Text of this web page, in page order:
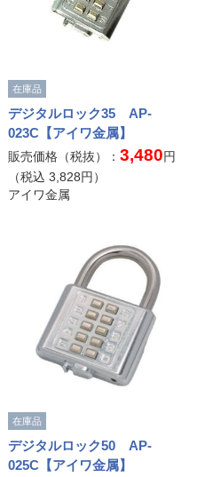
在庫品
デジタルロック35 AP-
023C【アイワ金属】
販売価格（税抜）： 3,480円
（税込 3,828円）
アイワ金属
在庫品
デジタルロック50 AP-
025C【アイワ金属】